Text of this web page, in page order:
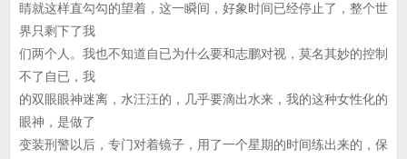
睛就这样直勾勾的望着，这一瞬间，好象时间已经停止了，整个世
界只剩下了我
们两个人。我也不知道自已为什么要和志鹏对视，莫名其妙的控制
不了自已，我
的双眼眼神迷离，水汪汪的，几乎要滴出水来，我的这种女性化的
眼神，是做了
变装刑警以后，专门对着镜子，用了一个星期的时间练出来的，保